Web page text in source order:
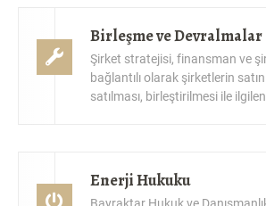
Şirket stratejisi, finansman ve
bağlantılı olarak şirketlerin satın
satılması, birleştirilmesi ile
Bayraktar Hukuk ve
doğal gaz, güneş enerjisi yanı